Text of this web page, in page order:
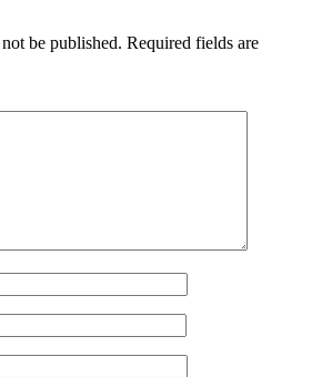
be published. Required fields are